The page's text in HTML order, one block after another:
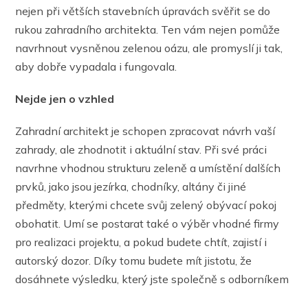
nejen při větších stavebních úpravách svěřit se do
rukou zahradního architekta. Ten vám nejen pomůže
navrhnout vysněnou zelenou oázu, ale promyslí ji tak,
aby dobře vypadala i fungovala.
Nejde jen o vzhled
Zahradní architekt je schopen zpracovat návrh vaší
zahrady, ale zhodnotit i aktuální stav. Při své práci
navrhne vhodnou strukturu zeleně a umístění dalších
prvků, jako jsou jezírka, chodníky, altány či jiné
předměty, kterými chcete svůj zelený obývací pokoj
obohatit. Umí se postarat také o výběr vhodné firmy
pro realizaci projektu, a pokud budete chtít, zajistí i
autorský dozor. Díky tomu budete mít jistotu, že
dosáhnete výsledku, který jste společně s odborníkem